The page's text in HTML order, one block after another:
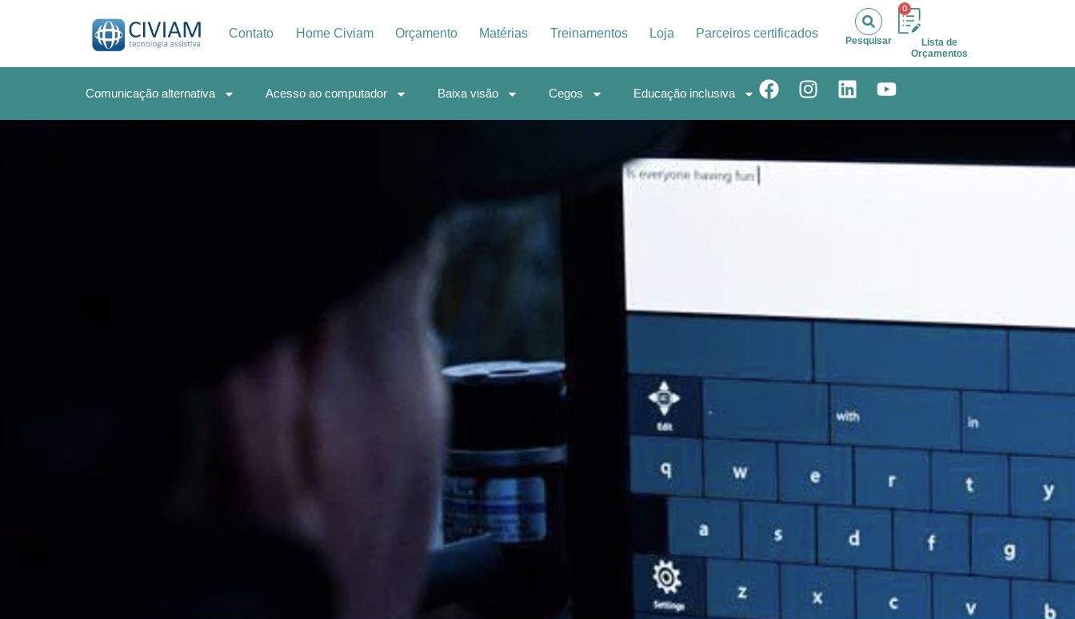
Contato Home Civiam Orçamento Matérias Treinamentos Loja Parceiros certificados
Pesquisar
0
Lista de
Orçamentos
Comunicação alternativa Acesso ao computador Baixa visão Cegos Educação inclusiva